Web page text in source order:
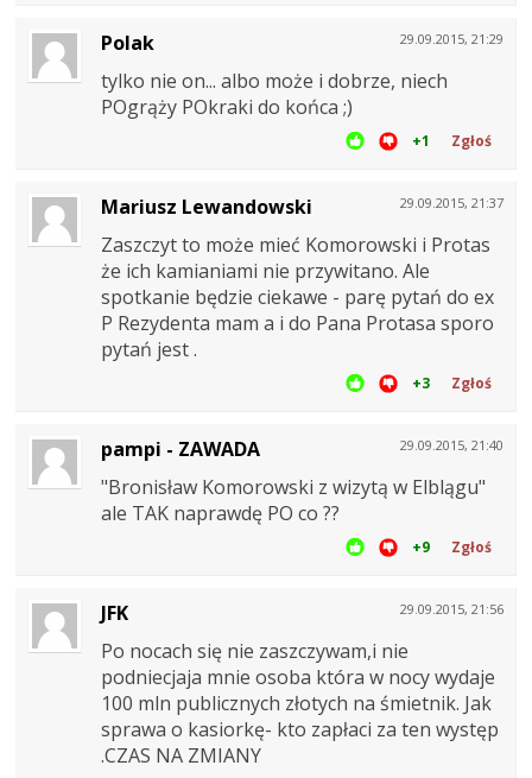
29.09.2015, 21:29
Polak
tylko nie on... albo może i dobrze, niech
POgrąży POkraki do końca ;)
+1 Zgłoś
29.09.2015, 21:37
Mariusz Lewandowski
Zaszczyt to może mieć Komorowski i Protas
że ich kamianiami nie przywitano. Ale
spotkanie będzie ciekawe - parę pytań do ex
P Rezydenta mam a i do Pana Protasa sporo
pytań jest .
+3 Zgłoś
29.09.2015, 21:40
pampi - ZAWADA
"Bronisław Komorowski z wizytą w Elblągu"
ale TAK naprawdę PO co ??
+9 Zgłoś
29.09.2015, 21:56
JFK
Po nocach się nie zaszczywam,i nie
podniecjaja mnie osoba która w nocy wydaje
100 mln publicznych złotych na śmietnik. Jak
sprawa o kasiorkę- kto zapłaci za ten występ
.CZAS NA ZMIANY